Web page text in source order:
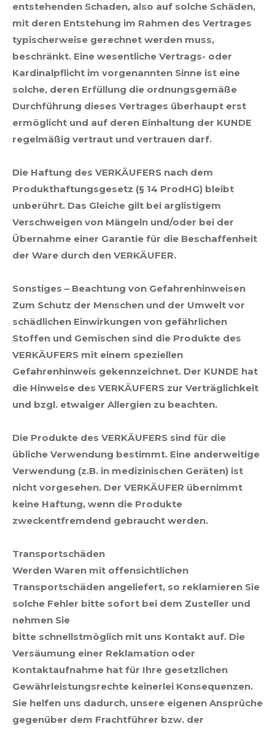
entstehenden Schaden, also auf solche Schäden,
mit deren Entstehung im Rahmen des Vertrages
typischerweise gerechnet werden muss,
beschränkt. Eine wesentliche Vertrags- oder
Kardinalpflicht im vorgenannten Sinne ist eine
solche, deren Erfüllung die ordnungsgemäße
Durchführung dieses Vertrages überhaupt erst
ermöglicht und auf deren Einhaltung der KUNDE
regelmäßig vertraut und vertrauen darf.
Die Haftung des VERKÄUFERS nach dem
Produkthaftungsgesetz (§ 14 ProdHG) bleibt
unberührt. Das Gleiche gilt bei arglistigem
Verschweigen von Mängeln und/oder bei der
Übernahme einer Garantie für die Beschaffenheit
der Ware durch den VERKÄUFER.
Sonstiges – Beachtung von Gefahrenhinweisen
Zum Schutz der Menschen und der Umwelt vor
schädlichen Einwirkungen von gefährlichen
Stoffen und Gemischen sind die Produkte des
VERKÄUFERS mit einem speziellen
Gefahrenhinweis gekennzeichnet. Der KUNDE hat
die Hinweise des VERKÄUFERS zur Verträglichkeit
und bzgl. etwaiger Allergien zu beachten.
Die Produkte des VERKÄUFERS sind für die
übliche Verwendung bestimmt. Eine anderweitige
Verwendung (z.B. in medizinischen Geräten) ist
nicht vorgesehen. Der VERKÄUFER übernimmt
keine Haftung, wenn die Produkte
zweckentfremdend gebraucht werden.
Transportschäden
Werden Waren mit offensichtlichen
Transportschäden angeliefert, so reklamieren Sie
solche Fehler bitte sofort bei dem Zusteller und
nehmen Sie
bitte schnellstmöglich mit uns Kontakt auf. Die
Versäumung einer Reklamation oder
Kontaktaufnahme hat für Ihre gesetzlichen
Gewährleistungsrechte keinerlei Konsequenzen.
Sie helfen uns dadurch, unsere eigenen Ansprüche
gegenüber dem Frachtführer bzw. der